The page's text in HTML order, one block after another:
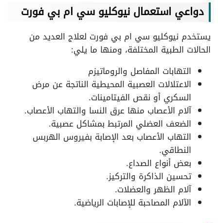
دواعي استعمال نيوكليو سي ام بي فورت
يستخدم نيوكليو سي ام بي فورت لعلاج العديد من
الحالات الطبية المختلفة، ومنها ما يلي:
التهابات المفاصل والروماتيزم
الاعتلالات العصبية المحيطية الناتجة عن مرض
السكري أو نقص الفيتامينات.
آلام الأعصاب منها عرق النسا والتهاب الأعصاب.
الضعف العضلي المرتبط بمشاكل عصبية.
التهاب الأعصاب بعد الإصابة بفيروس الهربس
النطاقي.
بعض أنواع الصداع.
تحسين الذاكرة والتركيز.
آلام الظهر والعضلات.
الآلام المصاحبة للإصابات الرياضية.